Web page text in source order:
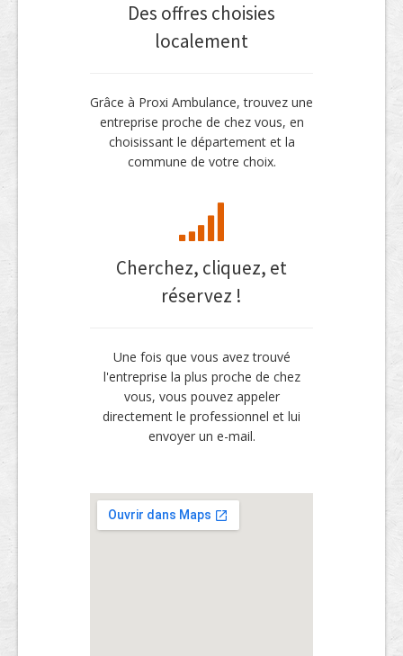
Des offres choisies
localement
Grâce à Proxi Ambulance, trouvez une
entreprise proche de chez vous, en
choisissant le département et la
commune de votre choix.
Cherchez, cliquez, et
réservez !
Une fois que vous avez trouvé
l'entreprise la plus proche de chez
vous, vous pouvez appeler
directement le professionnel et lui
envoyer un e-mail.